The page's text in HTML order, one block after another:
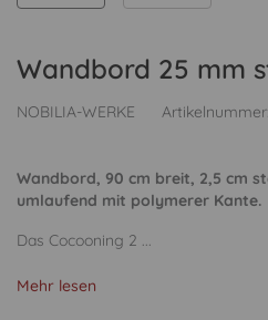
Wandbord 25 mm
NOBILIA-WERKE Artikelnummer:
Wandbord, 90 cm breit, 2,5 cm
umlaufend mit polymerer Kante.
Das Cocooning 2 ...
Mehr lesen